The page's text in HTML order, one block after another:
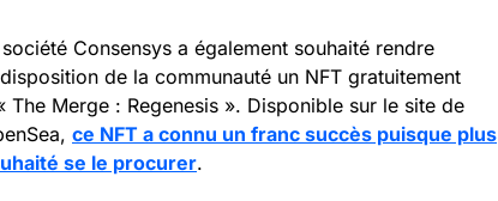
Consensys a également souhaité rendre
de la communauté un NFT gratuitement
The Merge : Regenesis ». Disponible sur le site de
ce NFT a connu un franc succès puisque plus
se le procurer.